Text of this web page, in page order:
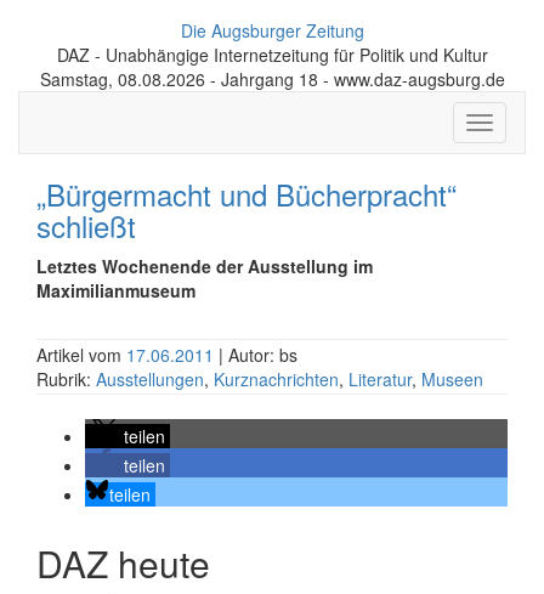
Die Augsburger Zeitung
DAZ - Unabhängige Internetzeitung für Politik und Kultur
Samstag, 08.08.2026 - Jahrgang 18 - www.daz-augsburg.de
Toggle
„Bürgermacht und Bücherpracht“
schließt
Letztes Wochenende der Ausstellung im
Maximilianmuseum
Artikel vom 17.06.2011 | Autor: bs
Rubrik: Ausstellungen, Kurznachrichten, Literatur, Museen
teilen
teilen
teilen
DAZ heute